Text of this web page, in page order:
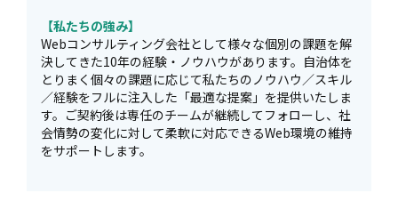
【私たちの強み】
Webコンサルティング会社として様々な個別の課題を解
決してきた10年の経験・ノウハウがあります。自治体を
とりまく個々の課題に応じて私たちのノウハウ／スキル
／経験をフルに注入した「最適な提案」を提供いたしま
す。ご契約後は専任のチームが継続してフォローし、社
会情勢の変化に対して柔軟に対応できるWeb環境の維持
をサポートします。